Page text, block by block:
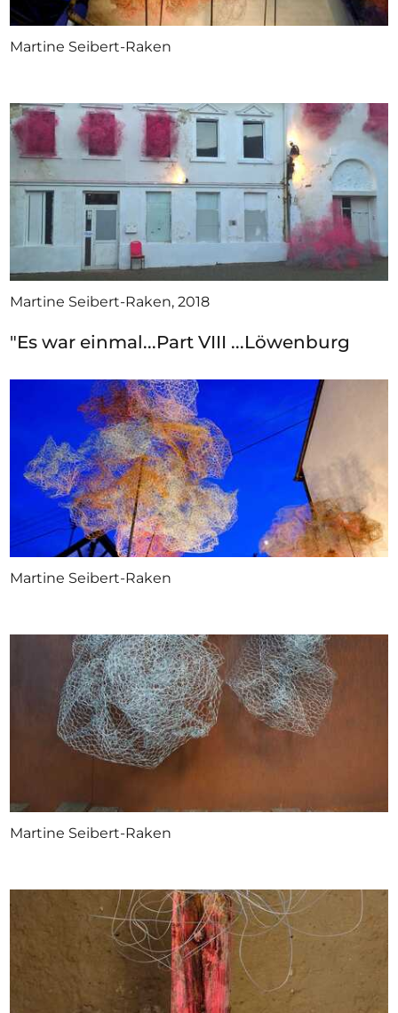
Martine Seibert-Raken
Martine Seibert-Raken, 2018
"Es war einmal...Part VIII ...Löwenburg
Martine Seibert-Raken
Martine Seibert-Raken